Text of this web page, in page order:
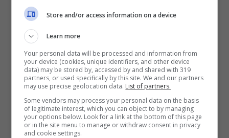
il dirigente Domenico Costarella, ha
iniziato
più prospicente all’epicentro
Cetrato, Lamezia Terme ed Amantea ma
nessuna segnalazione di danni.
I contatti proseguono con altri Enti per
fugare ogni dubbio. Anche a Cosenza, il
Store and/or access information on a device
Learn more
Your personal data will be processed and information from
your device (cookies, unique identifiers, and other device
data) may be stored by, accessed by and shared with 319
partners, or used specifically by this site. We and our partners
may use precise geolocation data. List of partners.
Some vendors may process your personal data on the basis
of legitimate interest, which you can object to by managing
your options below. Look for a link at the bottom of this page
or in the site menu to manage or withdraw consent in privacy
and cookie settings.